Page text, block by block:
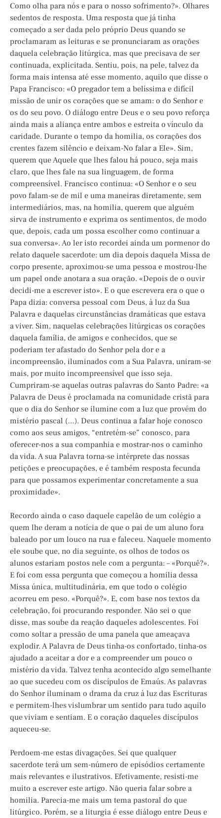
Como olha para nós e para o nosso sofrimento?». Olhares
sedentos de resposta. Uma resposta que já tinha
começado a ser dada pelo próprio Deus quando se
proclamaram as leituras e se pronunciaram as orações
daquela celebração litúrgica, mas que precisava de ser
continuada, explicitada. Sentiu, pois, na pele, talvez da
forma mais intensa até esse momento, aquilo que disse o
Papa Francisco: «O pregador tem a belíssima e difícil
missão de unir os corações que se amam: o do Senhor e
os do seu povo. O diálogo entre Deus e o seu povo reforça
ainda mais a aliança entre ambos e estreita o vínculo da
caridade. Durante o tempo da homilia, os corações dos
crentes fazem silêncio e deixam-No falar a Ele». Sim,
querem que Aquele que lhes falou há pouco, seja mais
claro, que lhes fale na sua linguagem, de forma
compreensível. Francisco continua: «O Senhor e o seu
povo falam-se de mil e uma maneiras diretamente, sem
intermediários, mas, na homilia, querem que alguém
sirva de instrumento e exprima os sentimentos, de modo
que, depois, cada um possa escolher como continuar a
sua conversa». Ao ler isto recordei ainda um pormenor do
relato daquele sacerdote: um dia depois daquela Missa de
corpo presente, aproximou-se uma pessoa e mostrou-lhe
um papel onde anotara a sua oração. «Depois de o ouvir
decidi-me a escrever isto». E o que escrevera era o que o
Papa dizia: conversa pessoal com Deus, à luz da Sua
Palavra e daquelas circunstâncias dramáticas que estava
a viver. Sim, naquelas celebrações litúrgicas os corações
daquela família, de amigos e conhecidos, que se
poderiam ter afastado do Senhor pela dor e a
incompreensão, iluminados com a Sua Palavra, uniram-se
mais, por muito incompreensível que isso seja.
Cumpriram-se aquelas outras palavras do Santo Padre: «a
Palavra de Deus é proclamada na comunidade cristã para
que o dia do Senhor se ilumine com a luz que provém do
mistério pascal (…). Deus continua a falar hoje conosco
como aos seus amigos, “entretém-se” conosco, para
oferecer-nos a sua companhia e mostrar-nos o caminho
da vida. A sua Palavra torna-se intérprete das nossas
petições e preocupações, e é também resposta fecunda
para que possamos experimentar concretamente a sua
proximidade».
Recordo ainda o caso daquele capelão de um colégio a
quem lhe deram a notícia de que o pai de um aluno fora
baleado por um louco na rua e faleceu. Naquele momento
ele soube que, no dia seguinte, os olhos de todos os
alunos estariam postos nele com a pergunta: – «Porquê?».
E foi com essa pergunta que começou a homilia dessa
Missa única, multitudinária, em que todo o colégio
acorreu em peso. «Porquê?». E, com base nos textos da
celebração, foi procurando responder. Não sei o que
disse, mas soube da reação daqueles adolescentes. Foi
como soltar a pressão de uma panela que ameaçava
explodir. A Palavra de Deus tinha-os confortado, tinha-os
ajudado a aceitar a dor e a compreender um pouco o
mistério da vida. Talvez tenha acontecido algo semelhante
ao que sucedeu com os discípulos de Emaús. As palavras
do Senhor iluminam o drama da cruz à luz das Escrituras
e permitem-lhes vislumbrar um sentido para tudo aquilo
que viviam e sentiam. E o coração daqueles discípulos
aqueceu-se.
Perdoem-me estas divagações. Sei que qualquer
sacerdote terá um sem-número de episódios certamente
mais relevantes e ilustrativos. Efetivamente, resisti-me
muito a escrever este artigo. Não queria falar sobre a
homilia. Parecia-me mais um tema pastoral do que
litúrgico. Porém, se a liturgia é esse diálogo entre Deus e